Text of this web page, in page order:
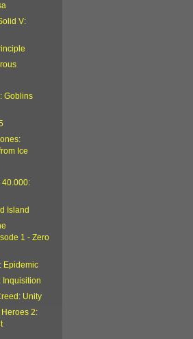
V:
Goblins
Ice
40.000:
Island
1 - Zero
Epidemic
Inquisition
Unity
2: